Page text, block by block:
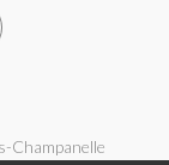
Champanelle